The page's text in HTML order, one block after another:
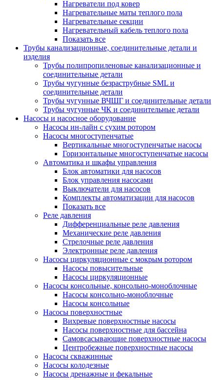
Нагреватели под ковер
Нагревательные маты теплого пола
Нагревательные секции
Нагревательный кабель теплого пола
Показать все
Трубы канализационные, соединительные детали и
изделия
Трубы полипропиленовые канализационные и
соединительные детали
Трубы чугунные безраструбные SML и
соединительные детали
Трубы чугунные ВЧШГ и соединительные детали
Трубы чугунные ЧК и соединительные детали
Насосы и насосное оборудование
Насосы ин-лайн с сухим ротором
Насосы многоступенчатые
Вертикальные многоступенчатые насосы
Горизонтальные многоступенчатые насосы
Автоматика и шкафы управления
Блок автоматики для насосов
Блок управления насосами
Выключатели для насосов
Комплекты автоматизации для насосов
Показать все
Реле давления
Дифференциальные реле давления
Механические реле давления
Стрелочные реле давления
Электронные реле давления
Насосы циркуляционные с мокрым ротором
Насосы повысительные
Насосы циркуляционные
Насосы консольные, консольно-моноблочные
Насосы консольно-моноблочные
Насосы консольные
Насосы поверхностные
Вихревые поверхностные насосы
Насосы поверхностные для бассейна
Самовсасывающие поверхностные насосы
Центробежные поверхностные насосы
Насосы скважинные
Насосы колодезные
Насосы дренажные и фекальные